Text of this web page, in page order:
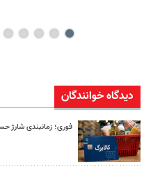
دیدگاه خوانندگان
فوری؛ زمانبندی‌ شارژ